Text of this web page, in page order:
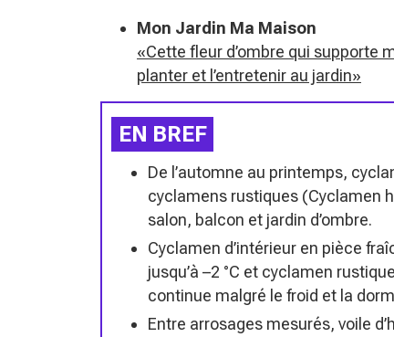
Mon Jardin Ma Maison
«Cette fleur d’ombre qui supporte
planter et l’entretenir au jardin»
EN BREF
De l’automne au printemps,
cyclamens rustiques (Cyclamen
salon, balcon et jardin d’ombre.
Cyclamen d’intérieur en pièce
jusqu’à –2 °C et cyclamen
continue malgré le froid et la
Entre arrosages mesurés, voile